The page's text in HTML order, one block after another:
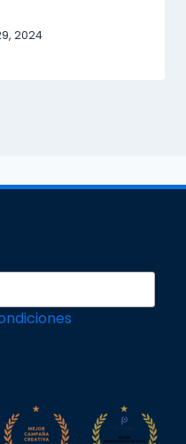
2024